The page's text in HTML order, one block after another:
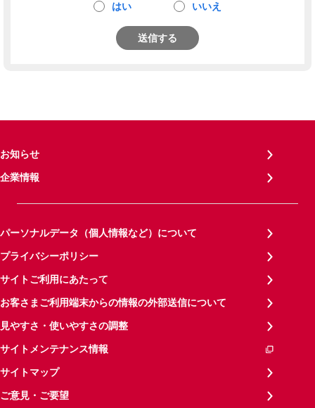
はい いいえ
送信する
お知らせ
企業情報
パーソナルデータ（個人情報など）について
プライバシーポリシー
サイトご利用にあたって
お客さまご利用端末からの情報の外部送信について
見やすさ・使いやすさの調整
サイトメンテナンス情報
サイトマップ
ご意見・ご要望